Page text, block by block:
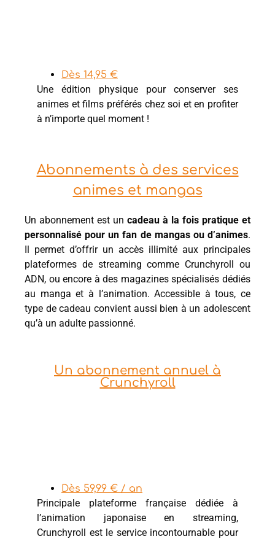
Dès 14,95 €
Une édition physique pour conserver ses
animes et films préférés chez soi et en profiter
à n’importe quel moment !
Abonnements à des services
animes et mangas
Un abonnement est un cadeau à la fois pratique et
personnalisé pour un fan de mangas ou d’animes.
Il permet d’offrir un accès illimité aux principales
plateformes de streaming comme Crunchyroll ou
ADN, ou encore à des magazines spécialisés dédiés
au manga et à l’animation. Accessible à tous, ce
type de cadeau convient aussi bien à un adolescent
qu’à un adulte passionné.
Un abonnement annuel à
Crunchyroll
Dès 59,99 € / an
Principale plateforme française dédiée à
l’animation japonaise en streaming,
Crunchyroll est le service incontournable pour